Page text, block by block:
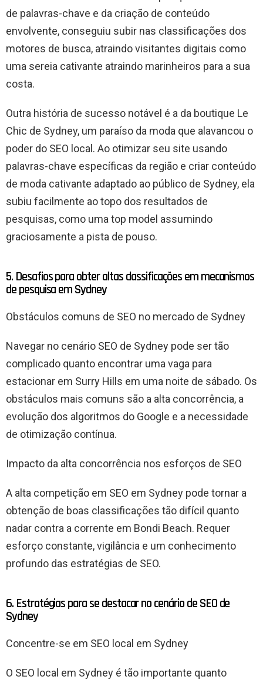
de palavras-chave e da criação de conteúdo
envolvente, conseguiu subir nas classificações dos
motores de busca, atraindo visitantes digitais como
uma sereia cativante atraindo marinheiros para a sua
costa.
Outra história de sucesso notável é a da boutique Le
Chic de Sydney, um paraíso da moda que alavancou o
poder do SEO local. Ao otimizar seu site usando
palavras-chave específicas da região e criar conteúdo
de moda cativante adaptado ao público de Sydney, ela
subiu facilmente ao topo dos resultados de
pesquisas, como uma top model assumindo
graciosamente a pista de pouso.
5. Desafios para obter altas classificações em mecanismos
de pesquisa em Sydney
Obstáculos comuns de SEO no mercado de Sydney
Navegar no cenário SEO de Sydney pode ser tão
complicado quanto encontrar uma vaga para
estacionar em Surry Hills em uma noite de sábado. Os
obstáculos mais comuns são a alta concorrência, a
evolução dos algoritmos do Google e a necessidade
de otimização contínua.
Impacto da alta concorrência nos esforços de SEO
A alta competição em SEO em Sydney pode tornar a
obtenção de boas classificações tão difícil quanto
nadar contra a corrente em Bondi Beach. Requer
esforço constante, vigilância e um conhecimento
profundo das estratégias de SEO.
6. Estratégias para se destacar no cenário de SEO de
Sydney
Concentre-se em SEO local em Sydney
O SEO local em Sydney é tão importante quanto